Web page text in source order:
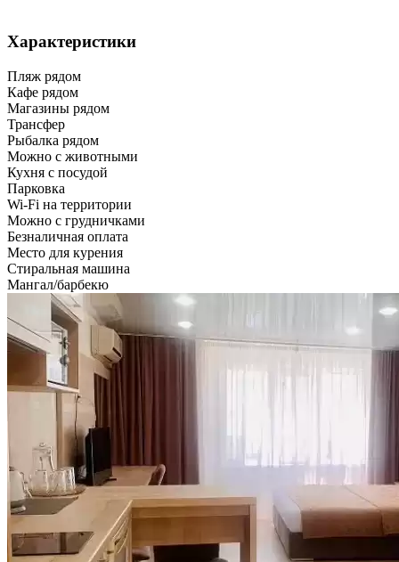
Характеристики
Пляж рядом
Кафе рядом
Магазины рядом
Трансфер
Рыбалка рядом
Можно с животными
Кухня с посудой
Парковка
Wi-Fi на территории
Можно с грудничками
Безналичная оплата
Место для курения
Стиральная машина
Мангал/барбекю